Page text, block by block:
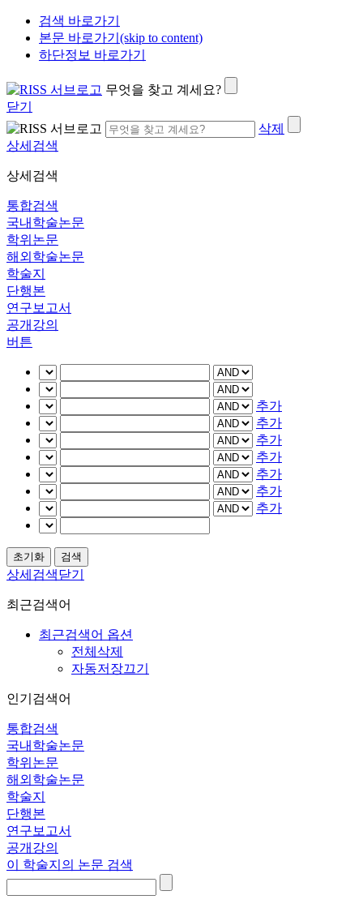
검색 바로가기
본문 바로가기(skip to content)
하단정보 바로가기
무엇을 찾고 계세요?
닫기
삭제
상세검색
상세검색
통합검색
국내학술논문
학위논문
해외학술논문
학술지
단행본
연구보고서
공개강의
버튼
추가
추가
추가
추가
추가
추가
추가
상세검색닫기
최근검색어
최근검색어 옵션
전체삭제
자동저장끄기
인기검색어
통합검색
국내학술논문
학위논문
해외학술논문
학술지
단행본
연구보고서
공개강의
이 학술지의 논문 검색